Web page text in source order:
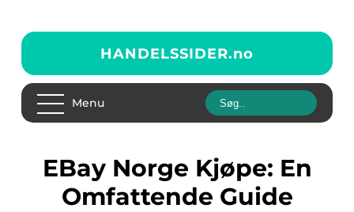
HANDELSSIDER.no
Menu
eBay Norge Kjøpe: En
Omfattende Guide